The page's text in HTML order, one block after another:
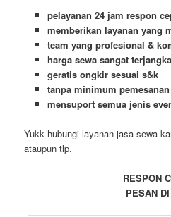
pelayanan 24 jam respon
memberikan layanan yang
team yang profesional &
harga sewa sangat
geratis ongkir sesuai s&k
tanpa minimum pemesanan
mensuport semua jenis
Yukk hubungi layanan jasa sewa
ataupun tlp.
RESPON
PESAN